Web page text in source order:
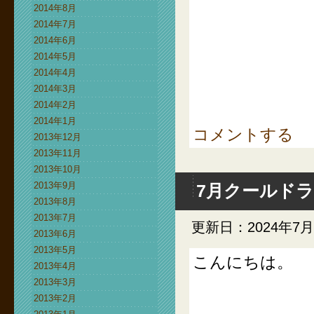
2014年8月
2014年7月
2014年6月
2014年5月
2014年4月
2014年3月
2014年2月
2014年1月
2013年12月
2013年11月
2013年10月
2013年9月
2013年8月
2013年7月
2013年6月
2013年5月
2013年4月
2013年3月
2013年2月
コメントする
7月クールド
更新日：2024年7
こんにちは。